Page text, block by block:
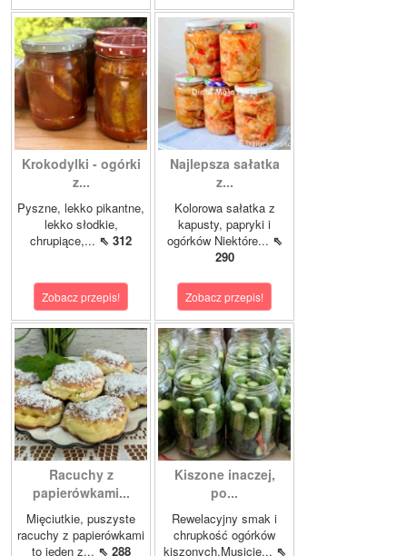
Krokodylki - ogórki
z...
Pyszne, lekko pikantne,
lekko słodkie,
chrupiące,... ⇖ 312
Zobacz przepis!
Najlepsza sałatka
z...
Kolorowa sałatka z
kapusty, papryki i
ogórków Niektóre... ⇖
290
Zobacz przepis!
Racuchy z
papierówkami...
Mięciutkie, puszyste
racuchy z papierówkami
to jeden z... ⇖ 288
Kiszone inaczej,
po...
Rewelacyjny smak i
chrupkość ogórków
kiszonych.Musicie... ⇖